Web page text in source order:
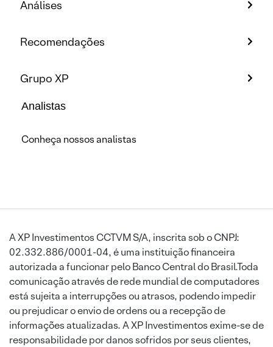
Análises
Recomendações
Grupo XP
Analistas
Conheça nossos analistas
A XP Investimentos CCTVM S/A, inscrita sob o CNPJ:
02.332.886/0001-04, é uma instituição financeira
autorizada a funcionar pelo Banco Central do Brasil.Toda
comunicação através de rede mundial de computadores
está sujeita a interrupções ou atrasos, podendo impedir
ou prejudicar o envio de ordens ou a recepção de
informações atualizadas. A XP Investimentos exime-se de
responsabilidade por danos sofridos por seus clientes,